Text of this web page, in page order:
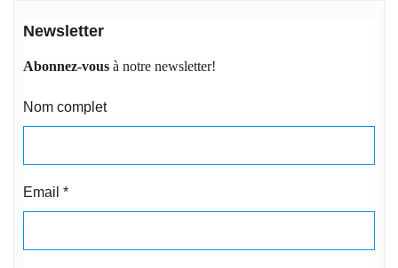
Newsletter
Abonnez-vous à notre newsletter!
Nom complet
Email *